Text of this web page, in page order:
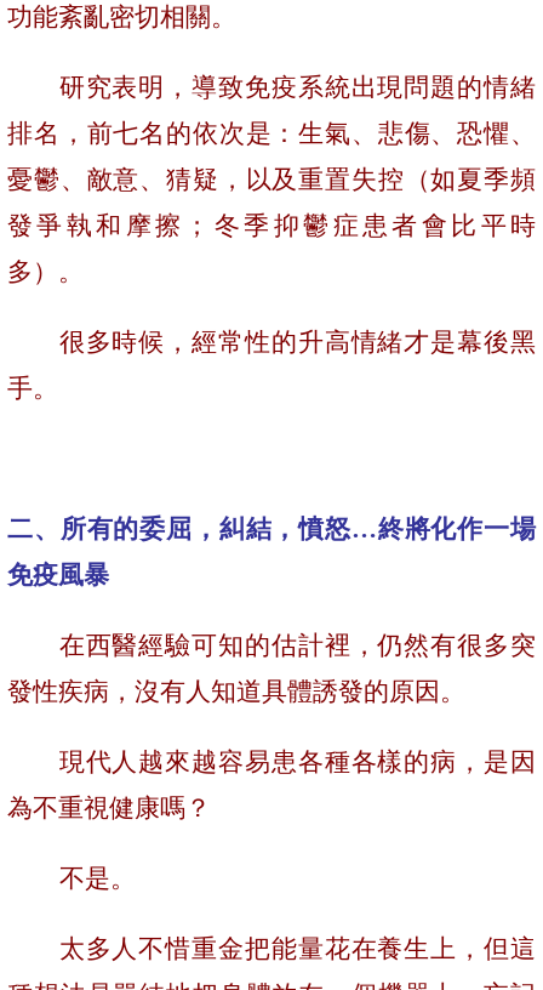
功能紊亂密切相關。
研究表明，導致免疫系統出現問題的情緒
排名，前七名的依次是：生氣、悲傷、恐懼、
憂鬱、敵意、猜疑，以及重置失控（如夏季頻
發爭執和摩擦；冬季抑鬱症患者會比平時
多）。
很多時候，經常性的升高情緒才是幕後黑
手。
二、所有的委屈，糾結，憤怒…終將化作一場
免疫風暴
在西醫經驗可知的估計裡，仍然有很多突
發性疾病，沒有人知道具體誘發的原因。
現代人越來越容易患各種各樣的病，是因
為不重視健康嗎？
不是。
太多人不惜重金把能量花在養生上，但這